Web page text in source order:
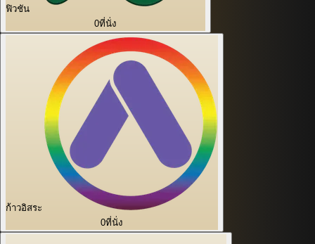
ฟิวชัน
0ที่นั่ง
ก้าวอิสระ
0ที่นั่ง